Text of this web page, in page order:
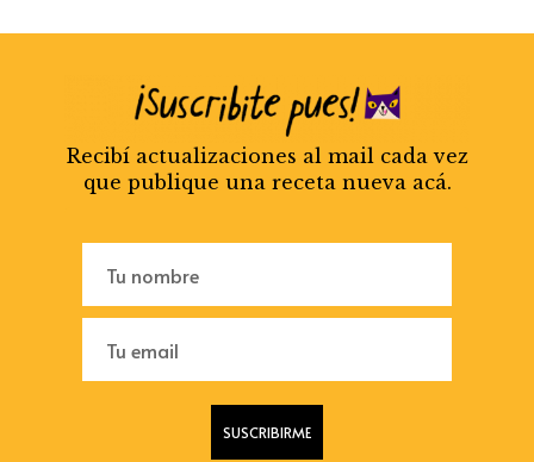
Recibí actualizaciones al mail cada vez
que publique una receta nueva acá.